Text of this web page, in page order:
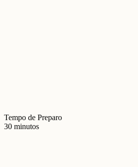
Tempo de Preparo
30 minutos